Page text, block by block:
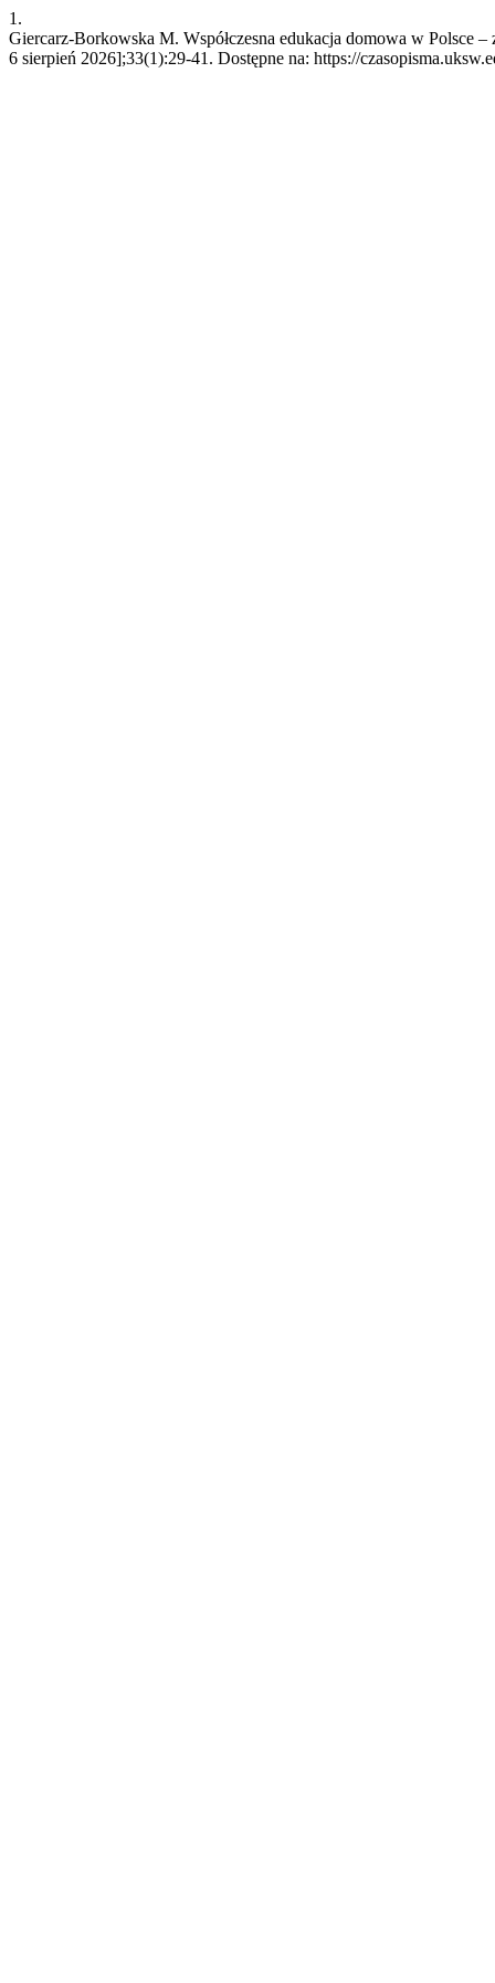
1.
Giercarz-Borkowska M. Współczesna edukacja domowa w Polsce
6 sierpień 2026];33(1):29-41. Dostępne na: https://